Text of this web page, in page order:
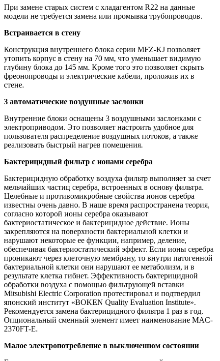
При замене старых систем с хладагентом R22 на данные
модели не требуется замена или промывка трубопроводов.
Встраивается в стену
Конструкция внутреннего блока серии MFZ-KJ позволяет
утопить корпус в стену на 70 мм, что уменьшает видимую
глубину блока до 145 мм. Кроме того это позволяет скрыть
фреонопроводы и электрические кабели, проложив их в
стене.
3 автоматические воздушные заслонки
Внутренние блоки оснащены 3 воздушными заслонками с
электроприводом. Это позволяет настроить удобное для
пользователя распределение воздушных потоков, а также
реализовать быстрый нагрев помещения.
Бактерицидный фильтр с ионами серебра
Бактерицидную обработку воздуха фильтр выполняет за счет
мельчайших частиц серебра, встроенных в основу фильтра.
Целебные и противомикробные свойства ионов серебра
известны очень давно. В наше время распространена теория,
согласно которой ионы серебра оказывают
бактериостатическое и бактерицидное действие. Ионы
закрепляются на поверхности бактериальной клетки и
нарушают некоторые ее функции, например, деление,
обеспечивая бактериостатический эффект. Если ионы серебра
проникают через клеточную мембрану, то внутри патогенной
бактериальной клетки они нарушают ее метаболизм, и в
результате клетка гибнет. Эффективность бактерицидной
обработки воздуха с помощью фильтрующей вставки
Mitsubishi Electric Corporation протестировал и подтвердил
японский институт «BOKEN Quality Evaluation Institute».
Рекомендуется замена бактерицидного фильтра 1 раз в год.
Опциональный сменный элемент имеет наименование MAC-
2370FT-E.
Малое электропотребление в выключенном состоянии